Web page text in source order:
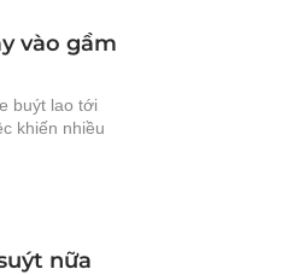
vào gầm
buýt lao tới
khiến nhiều
nữa